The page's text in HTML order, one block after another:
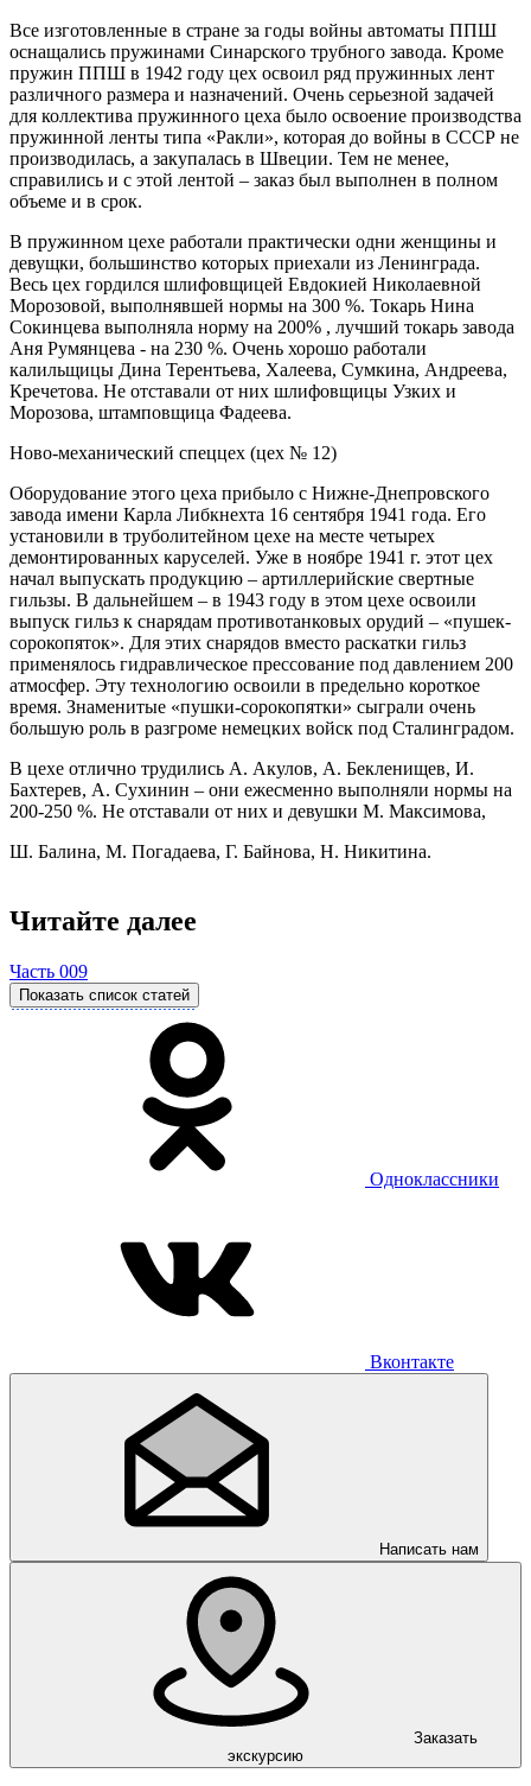
Все изготовленные в стране за годы войны автоматы ППШ
оснащались пружинами Синарского трубного завода. Кроме
пружин ППШ в 1942 году цех освоил ряд пружинных лент
различного размера и назначений. Очень серьезной задачей
для коллектива пружинного цеха было освоение производства
пружинной ленты типа «Ракли», которая до войны в СССР не
производилась, а закупалась в Швеции. Тем не менее,
справились и с этой лентой – заказ был выполнен в полном
объеме и в срок.
В пружинном цехе работали практически одни женщины и
девущки, большинство которых приехали из Ленинграда.
Весь цех гордился шлифовщицей Евдокией Николаевной
Морозовой, выполнявшей нормы на 300 %. Токарь Нина
Сокинцева выполняла норму на 200% , лучший токарь завода
Аня Румянцева - на 230 %. Очень хорошо работали
калильщицы Дина Терентьева, Халеева, Сумкина, Андреева,
Кречетова. Не отставали от них шлифовщицы Узких и
Морозова, штамповщица Фадеева.
Ново-механический спеццех (цех № 12)
Оборудование этого цеха прибыло с Нижне-Днепровского
завода имени Карла Либкнехта 16 сентября 1941 года. Его
установили в труболитейном цехе на месте четырех
демонтированных каруселей. Уже в ноябре 1941 г. этот цех
начал выпускать продукцию – артиллерийские свертные
гильзы. В дальнейшем – в 1943 году в этом цехе освоили
выпуск гильз к снарядам противотанковых орудий – «пушек-
сорокопяток». Для этих снарядов вместо раскатки гильз
применялось гидравлическое прессование под давлением 200
атмосфер. Эту технологию освоили в предельно короткое
время. Знаменитые «пушки-сорокопятки» сыграли очень
большую роль в разгроме немецких войск под Сталинградом.
В цехе отлично трудились А. Акулов, А. Бекленищев, И.
Бахтерев, А. Сухинин – они ежесменно выполняли нормы на
200-250 %. Не отставали от них и девушки М. Максимова,
Ш. Балина, М. Погадаева, Г. Байнова, Н. Никитина.
Читайте далее
Часть 009
Показать список статей
Одноклассники
Вконтакте
Написать нам
Заказать
экскурсию